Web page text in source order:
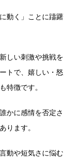
動く」ことに躊躇
しい刺激や挑戦を
トで、嬉しい・怒
特徴です。
かに感情を否定さ
ります。
動や短気さに悩む